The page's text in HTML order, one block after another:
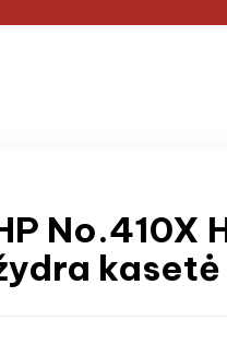
No.410X
kasetė